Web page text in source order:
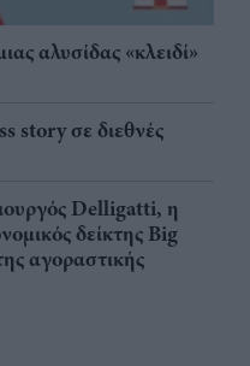
αλυσίδας «κλειδί»
story σε διεθνές
Delligatti, η
δείκτης Big
αγοραστικής